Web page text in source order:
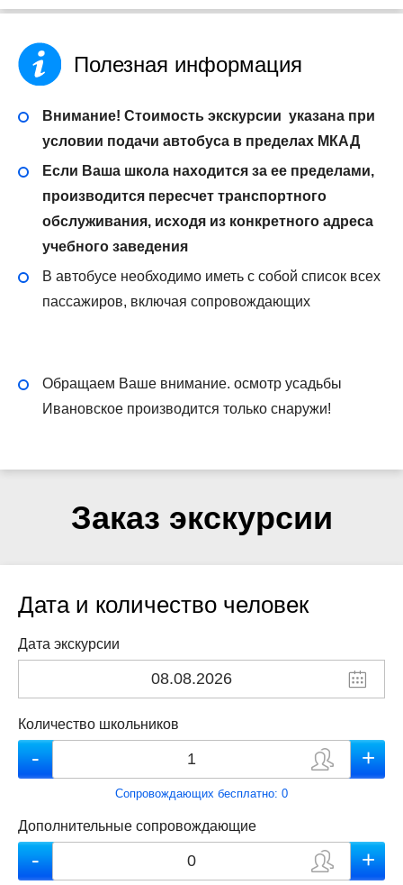
Полезная информация
Внимание! Стоимость экскурсии указана при
условии подачи автобуса в пределах МКАД
Если Ваша школа находится за ее пределами,
производится пересчет транспортного
обслуживания, исходя из конкретного адреса
учебного заведения
В автобусе необходимо иметь с собой список всех
пассажиров, включая сопровождающих
Обращаем Ваше внимание. осмотр усадьбы
Ивановское производится только снаружи!
Заказ экскурсии
Дата и количество человек
Дата экскурсии
Количество школьников
Сопровождающих бесплатно: 0
Дополнительные сопровождающие